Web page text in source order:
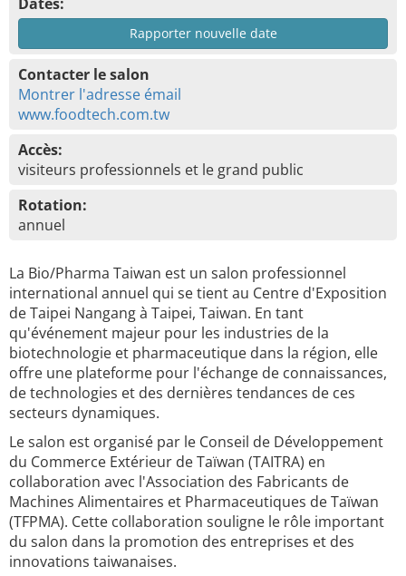
Rapporter nouvelle date
Contacter le salon
Montrer l'adresse émail
www.foodtech.com.tw
Accès:
visiteurs professionnels et le grand public
Rotation:
annuel
La Bio/Pharma Taiwan est un salon professionnel
international annuel qui se tient au Centre d'Exposition
de Taipei Nangang à Taipei, Taiwan. En tant
qu'événement majeur pour les industries de la
biotechnologie et pharmaceutique dans la région, elle
offre une plateforme pour l'échange de connaissances,
de technologies et des dernières tendances de ces
secteurs dynamiques.
Le salon est organisé par le Conseil de Développement
du Commerce Extérieur de Taïwan (TAITRA) en
collaboration avec l'Association des Fabricants de
Machines Alimentaires et Pharmaceutiques de Taïwan
(TFPMA). Cette collaboration souligne le rôle important
du salon dans la promotion des entreprises et des
innovations taiwanaises.